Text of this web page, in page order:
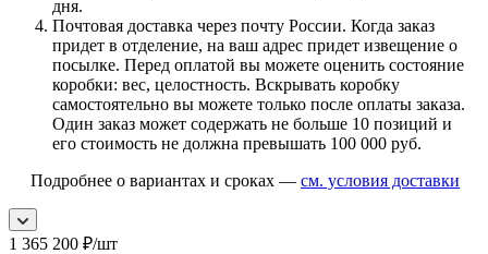
дня.
Почтовая доставка через почту России. Когда заказ
придет в отделение, на ваш адрес придет извещение о
посылке. Перед оплатой вы можете оценить состояние
коробки: вес, целостность. Вскрывать коробку
самостоятельно вы можете только после оплаты заказа.
Один заказ может содержать не больше 10 позиций и
его стоимость не должна превышать 100 000 руб.
Подробнее о вариантах и сроках — см. условия доставки
1 365 200 ₽/шт